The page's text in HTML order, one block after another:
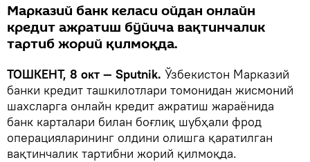
Марказий банк келаси ойдан онлайн
кредит ажратиш бўйича вақтинчалик
тартиб жорий қилмоқда.
TOШКЕНТ, 8 окт — Sputnik. Ўзбекистон Марказий
банки кредит ташкилотлари томонидан жисмоний
шахсларга онлайн кредит ажратиш жараёнида
банк карталари билан боғлиқ шубҳали фрод
операцияларининг олдини олишга қаратилган
вақтинчалик тартибни жорий қилмоқда.